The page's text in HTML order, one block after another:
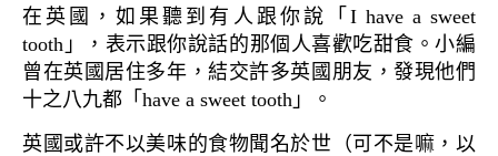
在英國，如果聽到有人跟你說「I have a sweet
tooth」，表示跟你說話的那個人喜歡吃甜食。小編
曾在英國居住多年，結交許多英國朋友，發現他們
十之八九都「have a sweet tooth」。
英國或許不以美味的食物聞名於世（可不是嘛，以